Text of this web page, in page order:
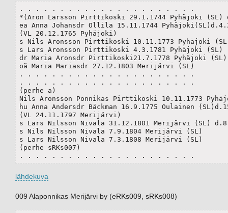
. . . . . . . . . . . . . . . . . . . . . .
*(Aron Larsson Pirttikoski 29.1.1744 Pyhäjoki (SL)
ea Anna Johansdr Ollila 15.11.1744
(VL 20.12.1765 Pyhäjoki)
s Nils Aronsson Pirttikoski 10.11.1773 Pyhäjoki
s Lars Aronsson Pirttikoski 4.3.1781 Pyhäjoki (SL)
dr Maria Aronsdr Pirttikoski21.7.1778 Pyhäjoki (SL)
oä Maria Mariasdr 27.12.1803 Merijärvi (SL)
. . . . . . . . . . . . . . . . . . . . . .
. . . . . . . . . . . . . . . . . . . . . .
(perhe a)
Nils Aronsson Ponnikas Pirttikoski 10.11.1773
hu Anna Andersdr Bäckman 16.9.1775 Oulainen
(VL 24.11.1797 Merijärvi)
s Lars Nilsson Nivala 31.12.1801 Merijärvi (SL)
s Nils Nilsson Nivala 7.9.1804 Merijärvi (SL)
s Lars Nilsson Nivala 7.3.1808 Merijärvi (SL)
(perhe sRKs007)
. . . . . . . . . . . . . . . . . . . . . .
lähdekuva
009 Alaponnikas Merijärvi by (eRKs009, sRKs008)